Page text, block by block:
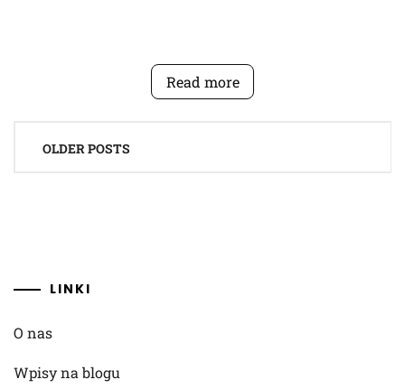
Read more
navigation
OLDER POSTS
LINKI
O nas
Wpisy na blogu